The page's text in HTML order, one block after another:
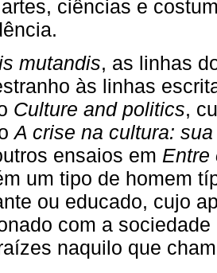
ciências e
mutandis, as linhas
às linhas
Culture and politics,
A crise na cultura:
ensaios em Entre
um tipo de homem
ou educado, cujo
com a
naquilo que